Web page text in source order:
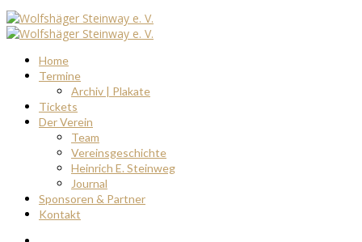
Home
Termine
Archiv | Plakate
Tickets
Der Verein
Team
Vereinsgeschichte
Heinrich E. Steinweg
Journal
Sponsoren & Partner
Kontakt